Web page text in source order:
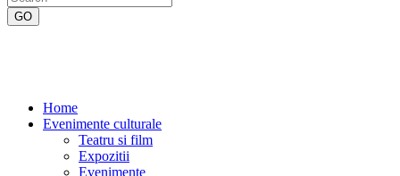
Home
Evenimente culturale
Teatru si film
Expozitii
Evenimente